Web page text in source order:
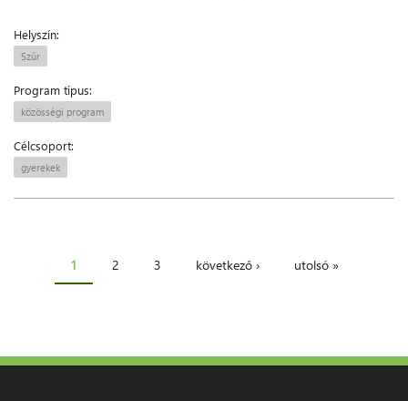
Helyszín:
Szűr
Program típus:
közösségi program
Célcsoport:
gyerekek
Oldalak
1 2 3 következő › utolsó »